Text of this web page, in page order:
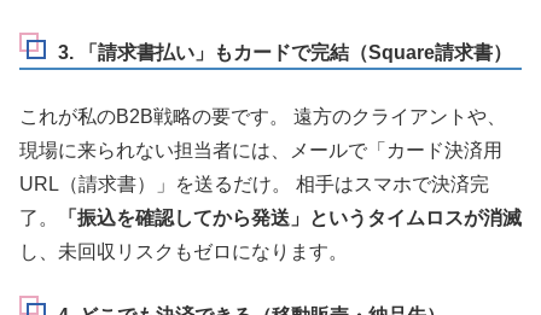
3. 「請求書払い」もカードで完結（Square請求書）
これが私のB2B戦略の要です。 遠方のクライアントや、
現場に来られない担当者には、メールで「カード決済用
URL（請求書）」を送るだけ。 相手はスマホで決済完
了。
「振込を確認してから発送」というタイムロスが消滅
し、未回収リスクもゼロになります。